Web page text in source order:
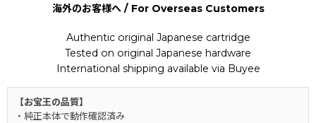
海外のお客様へ / For Overseas Customers
Authentic original Japanese cartridge
Tested on original Japanese hardware
International shipping available via Buyee
【お宝王の品質】
・純正本体で動作確認済み